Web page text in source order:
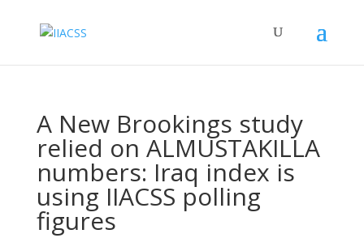
A New Brookings study
relied on ALMUSTAKILLA
numbers: Iraq index is
using IIACSS polling
figures